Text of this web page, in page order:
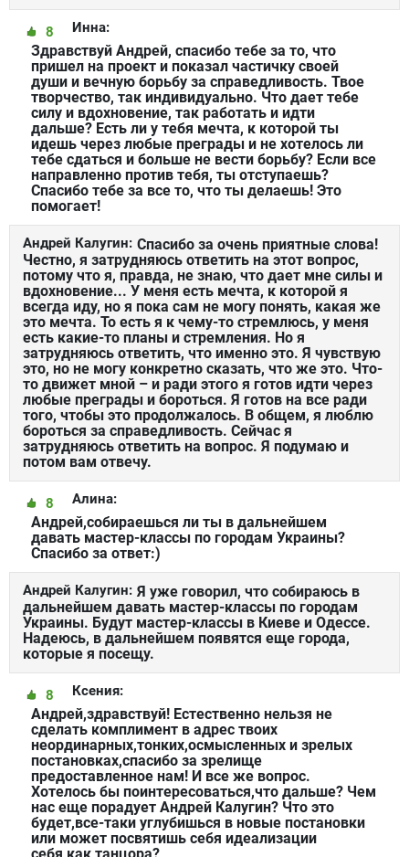
Инна:
8
Здравствуй Андрей, спасибо тебе за то, что
пришел на проект и показал частичку своей
души и вечную борьбу за справедливость. Твое
творчество, так индивидуально. Что дает тебе
силу и вдохновение, так работать и идти
дальше? Есть ли у тебя мечта, к которой ты
идешь через любые преграды и не хотелось ли
тебе сдаться и больше не вести борьбу? Если все
направленно против тебя, ты отступаешь?
Спасибо тебе за все то, что ты делаешь! Это
помогает!
Андрей Калугин: Спасибо за очень приятные слова!
Честно, я затрудняюсь ответить на этот вопрос,
потому что я, правда, не знаю, что дает мне силы и
вдохновение... У меня есть мечта, к которой я
всегда иду, но я пока сам не могу понять, какая же
это мечта. То есть я к чему-то стремлюсь, у меня
есть какие-то планы и стремления. Но я
затрудняюсь ответить, что именно это. Я чувствую
это, но не могу конкретно сказать, что же это. Что-
то движет мной – и ради этого я готов идти через
любые преграды и бороться. Я готов на все ради
того, чтобы это продолжалось. В общем, я люблю
бороться за справедливость. Сейчас я
затрудняюсь ответить на вопрос. Я подумаю и
потом вам отвечу.
Алина:
8
Андрей,собираешься ли ты в дальнейшем
давать мастер-классы по городам Украины?
Спасибо за ответ:)
Андрей Калугин: Я уже говорил, что собираюсь в
дальнейшем давать мастер-классы по городам
Украины. Будут мастер-классы в Киеве и Одессе.
Надеюсь, в дальнейшем появятся еще города,
которые я посещу.
Ксения:
8
Андрей,здравствуй! Естественно нельзя не
сделать комплимент в адрес твоих
неординарных,тонких,осмысленных и зрелых
постановках,спасибо за зрелище
предоставленное нам! И все же вопрос.
Хотелось бы поинтересоваться,что дальше? Чем
нас еще порадует Андрей Калугин? Что это
будет,все-таки углубишься в новые постановки
или может посвятишь себя идеализации
себя,как танцора?